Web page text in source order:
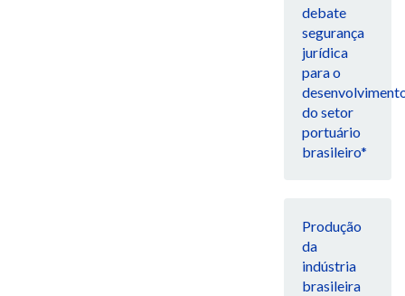
debate
segurança
jurídica
para o
do setor
portuário
brasileiro*
Produção
da
indústria
brasileira